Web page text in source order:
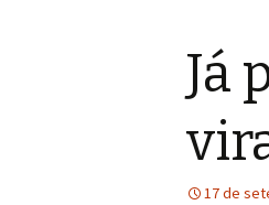
Já
17 de